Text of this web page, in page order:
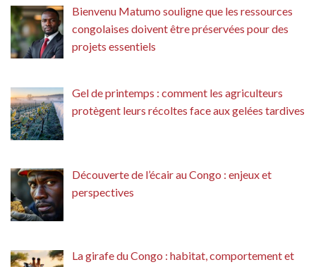
Bienvenu Matumo souligne que les ressources
congolaises doivent être préservées pour des
projets essentiels
Gel de printemps : comment les agriculteurs
protègent leurs récoltes face aux gelées tardives
Découverte de l’écair au Congo : enjeux et
perspectives
La girafe du Congo : habitat, comportement et